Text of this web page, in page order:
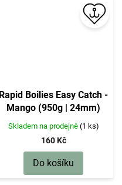
Rapid Boilies Easy Catch -
Mango (950g | 24mm)
Skladem na prodejně (1 ks)
160 Kč
Do košíku